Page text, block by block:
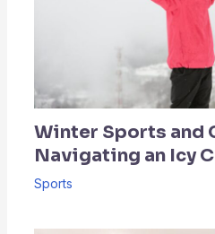
Winter Sports and
Navigating an Icy
Sports